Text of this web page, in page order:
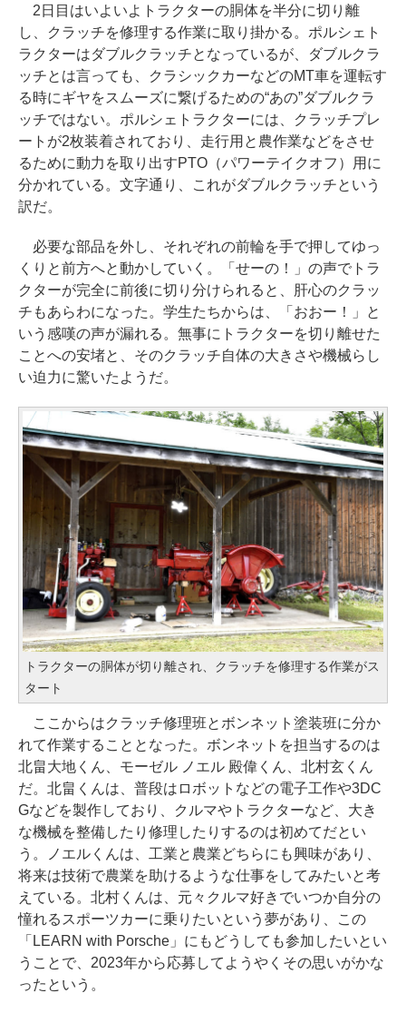
2日目はいよいよトラクターの胴体を半分に切り離
し、クラッチを修理する作業に取り掛かる。ポルシェト
ラクターはダブルクラッチとなっているが、ダブルクラ
ッチとは言っても、クラシックカーなどのMT車を運転す
る時にギヤをスムーズに繋げるための“あの”ダブルクラ
ッチではない。ポルシェトラクターには、クラッチプレ
ートが2枚装着されており、走行用と農作業などをさせ
るために動力を取り出すPTO（パワーテイクオフ）用に
分かれている。文字通り、これがダブルクラッチという
訳だ。
必要な部品を外し、それぞれの前輪を手で押してゆっ
くりと前方へと動かしていく。「せーの！」の声でトラ
クターが完全に前後に切り分けられると、肝心のクラッ
チもあらわになった。学生たちからは、「おおー！」と
いう感嘆の声が漏れる。無事にトラクターを切り離せた
ことへの安堵と、そのクラッチ自体の大きさや機械らし
い迫力に驚いたようだ。
トラクターの胴体が切り離され、クラッチを修理する作業がス
タート
ここからはクラッチ修理班とボンネット塗装班に分か
れて作業することとなった。ボンネットを担当するのは
北畠大地くん、モーゼル ノエル 殿偉くん、北村玄くん
だ。北畠くんは、普段はロボットなどの電子工作や3DC
Gなどを製作しており、クルマやトラクターなど、大き
な機械を整備したり修理したりするのは初めてだとい
う。ノエルくんは、工業と農業どちらにも興味があり、
将来は技術で農業を助けるような仕事をしてみたいと考
えている。北村くんは、元々クルマ好きでいつか自分の
憧れるスポーツカーに乗りたいという夢があり、この
「LEARN with Porsche」にもどうしても参加したいとい
うことで、2023年から応募してようやくその思いがかな
ったという。